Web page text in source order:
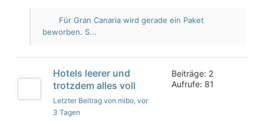
Für Gran Canaria wird gerade ein Paket
beworben. S...
Hotels leerer und
trotzdem alles voll
Letzter Beitrag von mibo, vor
3 Tagen
Beiträge: 2
Aufrufe: 81